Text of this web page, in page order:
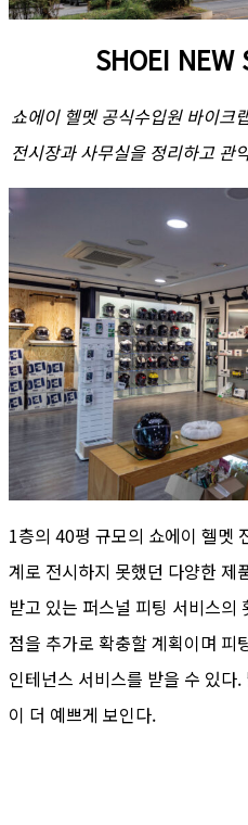
SHOEI NEW
쇼에이 헬멧 공식수입원 바이크
전시장과 사무실을 정리하고 관
1층의 40평 규모의 쇼에이 헬멧
계로 전시하지 못했던 다양한 제
받고 있는 퍼스널 피팅 서비스의
점을 추가로 확충할 계획이며 피
인테넌스 서비스를 받을 수 있다
이 더 예쁘게 보인다.